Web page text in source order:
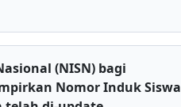
(NISN) bagi
Nomor Induk Siswa